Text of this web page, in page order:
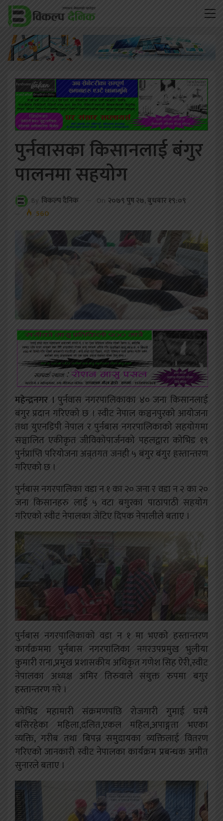
पुर्नवासका किसानलाई बंगुर
पालनमा सहयोग
By विकल्प दैनिक On २०७९ पुष २७, बुधबार १९:०९
560
महेन्द्रनगर । पुर्नवास नगरपालिकाका ४० जना किसानलाई
बंगुर प्रदान गरिएको छ । स्वीट नेपाल कञ्चनपुरको आयोजना
तथा युएनडिपी नेपाल र पुर्नबास नगरपालिकाको सहयोगमा
सञ्चालित एकीकृत जीविकोपार्जनको पहलद्वारा कोभिड १९
पुर्नप्राप्ति परियोजना अन्र्तगत जनही ५ बंगुर बंगुर हस्तान्तरण
गरिएको छ ।
पुर्नबास नगरपालिका वडा न १ का २० जना र वडा न २ का २०
जना किसानहरु लाई ५ वटा बगुरका पाठापाठी सहयोग
गरिएको स्वीट नेपालका जेटिए दिपक नेपालीले बताए ।
पुर्नबास नगरपालिकाको वडा न १ मा भएको हस्तान्तरण
कार्यक्रममा पुर्नबास नगरपालिका नगरउपप्रमुख भुलीया
कुमारी राना,प्रमुख प्रशासकीय अधिकृत गणेश सिह ऐरी,स्वीट
नेपालका अध्यक्ष अमिर तिरुवाले संयुक्त रुपमा बगुर
हस्तान्तरण गरे ।
कोभिड महामारी संक्रमणपछि रोजगारी गुमाई घरमै
बसिरहेका महिला,दलित,एकल महिल,अपाङ्गता भएका
व्यक्ति, गरीब तथा बिपन्न समुदायका व्यक्तिलाई वितरण
गरिएको जानकारी स्वीट नेपालका कार्यक्रम प्रबन्धक अमीत
सुनारले बताए ।